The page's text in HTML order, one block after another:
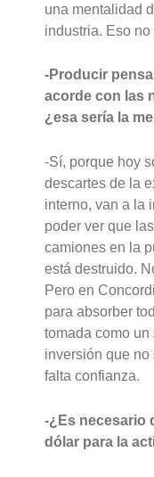
una mentalidad
industria. Eso
-Producir
acorde con las
¿esa sería la
-Sí, porque hoy
descartes de la
interno, van a la
poder ver que
camiones en la
está destruido.
Pero en
para absorber
tomada como un
inversión que no
falta confianza.
-¿Es necesario
dólar para la